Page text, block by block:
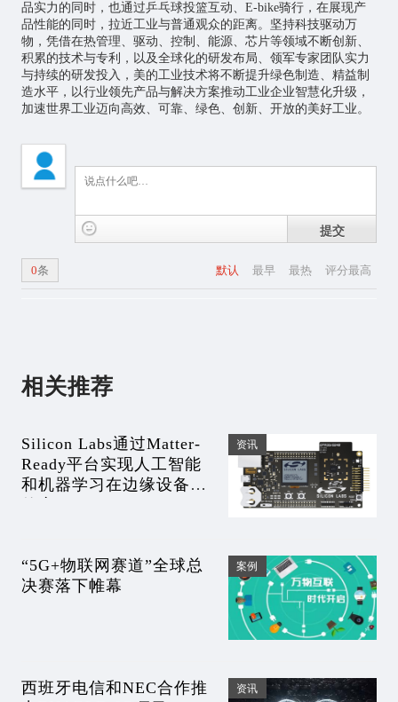
品实力的同时，也通过乒乓球投篮互动、E-bike骑行，在展现产
品性能的同时，拉近工业与普通观众的距离。坚持科技驱动万
物，凭借在热管理、驱动、控制、能源、 芯片等领域不断创新、
积累的技术与专利，以及全球化的研发布局、领军专家团队实力
与持续的研发投入，美的工业技术将不断提升绿色制造、精益制
造水平，以行业领先产品与解决方案推动工业企业智慧化升级，
加速世界工业迈向高效、可靠、绿色、创新、开放的美好工业。
提交
默认 最早 最热 评分最高
0条
相关推荐
Silicon Labs通过Matter-
Ready平台实现人工智能
和机器学习在边缘设备上
资讯
“5G+物联网赛道”全球总
决赛落下帷幕
案例
西班牙电信和NEC合作推
资讯